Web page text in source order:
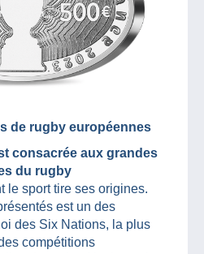
de rugby européennes
consacrée aux grandes
du rugby
le sport tire ses origines.
est un des
des Six Nations, la plus
compétitions